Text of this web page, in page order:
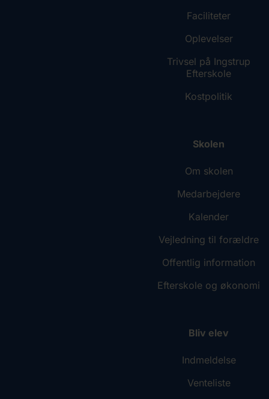
Faciliteter
Oplevelser
Trivsel på Ingstrup
Efterskole
Kostpolitik
Skolen
Om skolen
Medarbejdere
Kalender
Vejledning til forældre
Offentlig information
Efterskole og økonomi
Bliv elev
Indmeldelse
Venteliste